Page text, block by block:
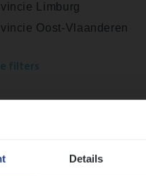
Details
Limburg
Oost-Vlaanderen
filters
hoe Julie en Aurélie
van diepgaande dossiers
graag oplossingen, in